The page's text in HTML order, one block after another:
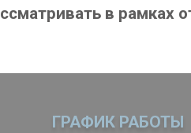
в рамках
ГРАФИК РАБОТЫ